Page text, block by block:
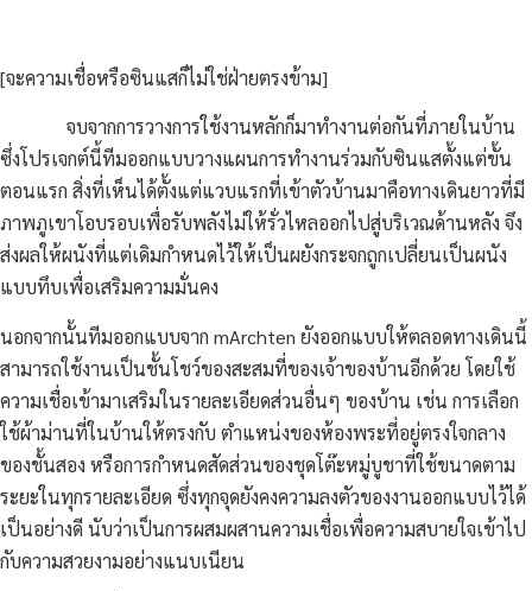
[จะความเชื่อหรือซินแสก็ไม่ใช่ฝ่ายตรงข้าม]
จบจากการวางการใช้งานหลักก็มาทำงานต่อกันที่ภายในบ้าน
ซึ่งโปรเจกต์นี้ทีมออกแบบวางแผนการทำงานร่วมกับซินแสตั้งแต่ขั้น
ตอนแรก สิ่งที่เห็นได้ตั้งแต่แวบแรกที่เข้าตัวบ้านมาคือทางเดินยาวที่มี
ภาพภูเขาโอบรอบเพื่อรับพลังไม่ให้รั่วไหลออกไปสู่บริเวณด้านหลัง จึง
ส่งผลให้ผนังที่แต่เดิมกำหนดไว้ให้เป็นผยังกระจกถูกเปลี่ยนเป็นผนัง
แบบทึบเพื่อเสริมความมั่นคง
นอกจากนั้นทีมออกแบบจาก mArchten ยังออกแบบให้ตลอดทางเดินนี้
สามารถใช้งานเป็นชั้นโชว์ของสะสมที่ของเจ้าของบ้านอีกด้วย โดยใช้
ความเชื่อเข้ามาเสริมในรายละเอียดส่วนอื่นๆ ของบ้าน เช่น การเลือก
ใช้ผ้าม่านที่ในบ้านให้ตรงกับ ตำแหน่งของห้องพระที่อยู่ตรงใจกลาง
ของชั้นสอง หรือการกำหนดสัดส่วนของชุดโต๊ะหมู่บูชาที่ใช้ขนาดตาม
ระยะในทุกรายละเอียด ซึ่งทุกจุดยังคงความลงตัวของงานออกแบบไว้ได้
เป็นอย่างดี นับว่าเป็นการผสมผสานความเชื่อเพื่อความสบายใจเข้าไป
กับความสวยงามอย่างแนบเนียน